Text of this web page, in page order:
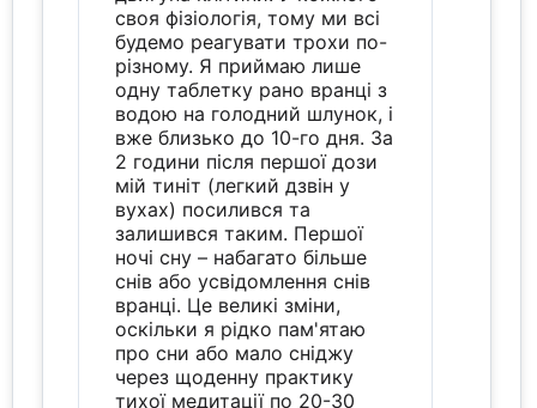
своя фізіологія, тому ми всі
будемо реагувати трохи по-
різному. Я приймаю лише
одну таблетку рано вранці з
водою на голодний шлунок, і
вже близько до 10-го дня. За
2 години після першої дози
мій тиніт (легкий дзвін у
вухах) посилився та
залишився таким. Першої
ночі сну – набагато більше
снів або усвідомлення снів
вранці. Це великі зміни,
оскільки я рідко пам'ятаю
про сни або мало сніджу
через щоденну практику
тихої медитації по 20-30